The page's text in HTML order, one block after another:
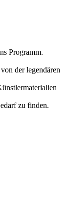
Programm.
der legendären
zu finden.